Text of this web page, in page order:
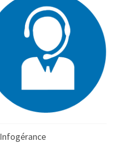
Infogérance